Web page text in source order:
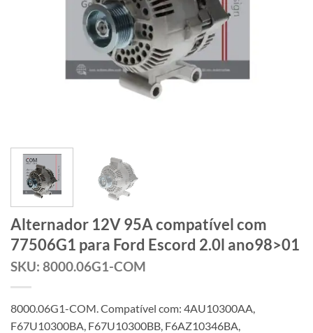
Alternador 12V 95A compatível com
77506G1 para Ford Escord 2.0l ano98>01
SKU: 8000.06G1-COM
8000.06G1-COM. Compatível com: 4AU10300AA,
F67U10300BA, F67U10300BB, F6AZ10346BA,